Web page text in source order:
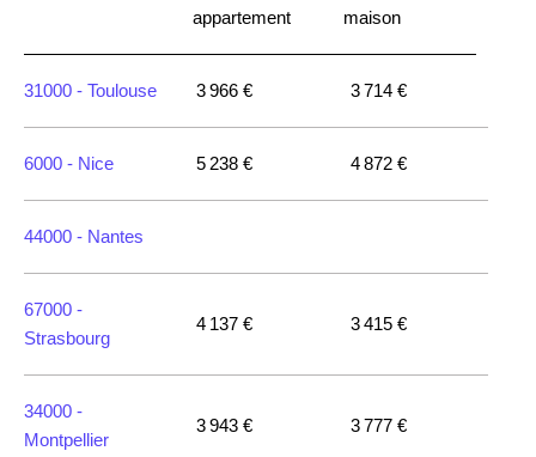
appartement
maison
31000 - Toulouse 3 966 € 3 714 €
6000 - Nice 5 238 € 4 872 €
44000 - Nantes
67000 -
Strasbourg
4 137 € 3 415 €
34000 -
Montpellier
3 943 € 3 777 €